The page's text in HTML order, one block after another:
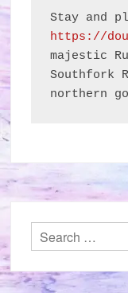
https://
majestic
Southfork
northern